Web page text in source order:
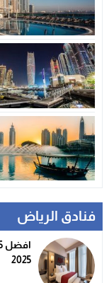
فنادق الرياض
2025